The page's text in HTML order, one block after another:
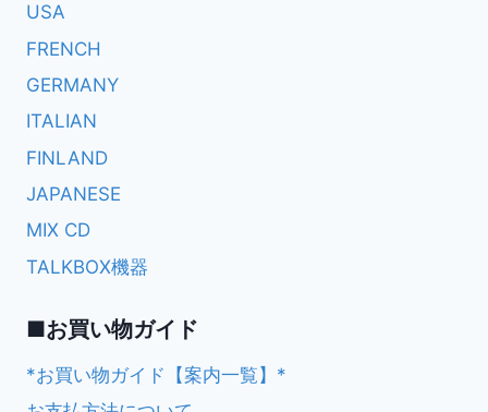
USA
FRENCH
GERMANY
ITALIAN
FINLAND
JAPANESE
MIX CD
TALKBOX機器
■お買い物ガイド
*お買い物ガイド【案内一覧】*